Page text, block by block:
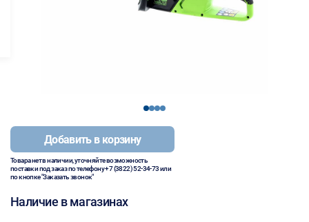
1234
Добавить в корзину
Товара нет в наличии, уточняйте возможность
поставки под заказ по телефону+7 (3822) 52-34-73или
по кнопке "Заказать звонок"
Наличие в магазинах